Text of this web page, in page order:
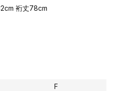
裄丈78cm
F